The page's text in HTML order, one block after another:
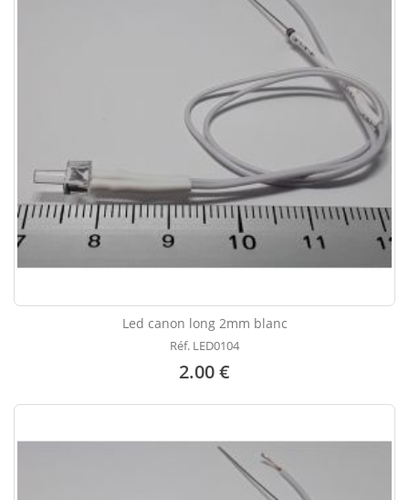
Led canon long 2mm blanc
Réf. LED0104
2.00 €